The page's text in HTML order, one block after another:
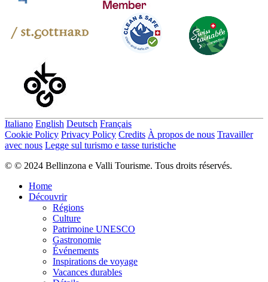
Italiano English Deutsch Français
Cookie Policy Privacy Policy Credits À propos de nous Travailler
avec nous Legge sul turismo e tasse turistiche
© © 2024 Bellinzona e Valli Tourisme. Tous droits réservés.
Home
Découvrir
Régions
Culture
Patrimoine UNESCO
Gastronomie
Événements
Inspirations de voyage
Vacances durables